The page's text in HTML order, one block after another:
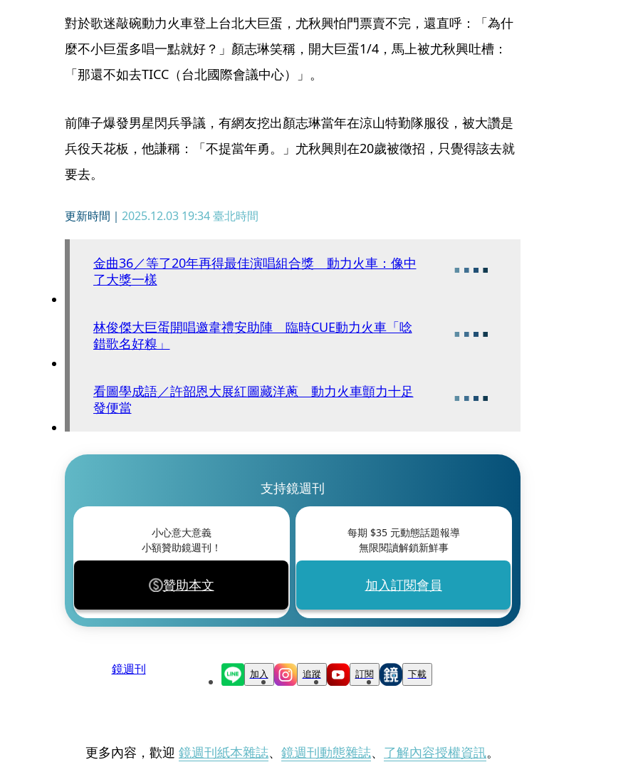
對於歌迷敲碗動力火車登上台北大巨蛋，尤秋興怕門票賣不完，還直呼：「為什
麼不小巨蛋多唱一點就好？」顏志琳笑稱，開大巨蛋1/4，馬上被尤秋興吐槽：
「那還不如去TICC（台北國際會議中心）」。
前陣子爆發男星閃兵爭議，有網友挖出顏志琳當年在涼山特勤隊服役，被大讚是
兵役天花板，他謙稱：「不提當年勇。」尤秋興則在20歲被徵招，只覺得該去就
要去。
更新時間｜ 2025.12.03 19:34臺北時間
金曲36／等了20年再得最佳演唱組合獎 動力火車：像中
了大獎一樣
林俊傑大巨蛋開唱邀韋禮安助陣 臨時CUE動力火車「唸
錯歌名好糗」
看圖學成語／許韶恩大展紅圖藏洋蔥 動力火車顫力十足
發便當
支持鏡週刊
小心意大意義
小額贊助鏡週刊！
贊助本文
每期 $35元動態話題報導
無限閱讀解鎖新鮮事
加入訂閱會員
鏡週刊 加入 追蹤 訂閱 下載
更多內容，歡迎 鏡週刊紙本雜誌、 鏡週刊動態雜誌、 了解內容授權資訊。